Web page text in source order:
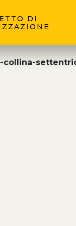
DI
collina-